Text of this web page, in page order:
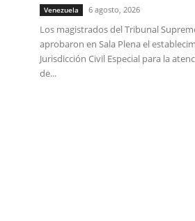
Venezuela 6 agosto, 2026
Los magistrados del Tribunal
aprobaron en Sala Plena el
Jurisdicción Civil Especial para la
de...